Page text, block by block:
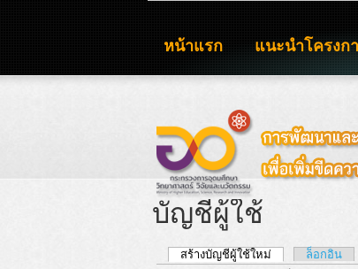
หน้าแรก แนะนำโครงก
บัญชีผู้ใช้
สร้างบัญชีผู้ใช้ใหม่ ล็อกอิน